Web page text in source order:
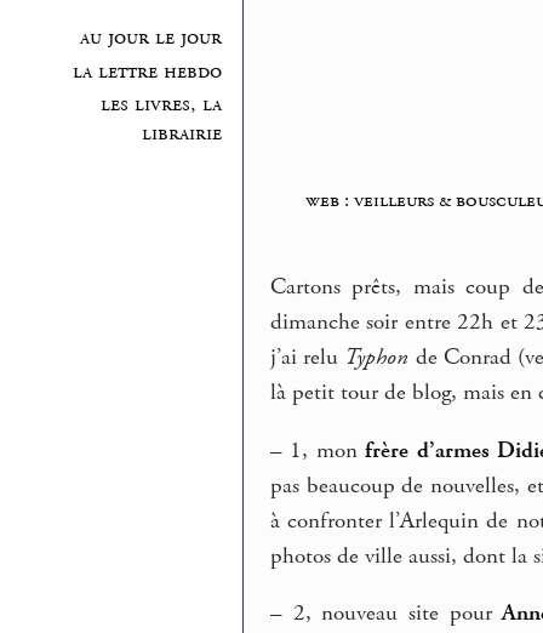
au jour le jour
la lettre hebdo
les livres, la
librairie
web : veilleurs &
Cartons prêts, mais coup
dimanche soir entre 22h et
j’ai relu Typhon de Conrad
là petit tour de blog, mais en
– 1, monfrère d’armes
pas beaucoup de nouvelles,
à confronter l’Arlequin de
photos de ville aussi, dont la
– 2, nouveau site pour